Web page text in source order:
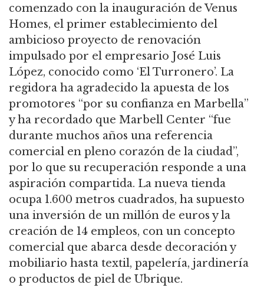
comenzado con la inauguración de Venus
Homes, el primer establecimiento del
ambicioso proyecto de renovación
impulsado por el empresario José Luis
López, conocido como ‘El Turronero’. La
regidora ha agradecido la apuesta de los
promotores “por su confianza en Marbella”
y ha recordado que Marbell Center “fue
durante muchos años una referencia
comercial en pleno corazón de la ciudad”,
por lo que su recuperación responde a una
aspiración compartida. La nueva tienda
ocupa 1.600 metros cuadrados, ha supuesto
una inversión de un millón de euros y la
creación de 14 empleos, con un concepto
comercial que abarca desde decoración y
mobiliario hasta textil, papelería, jardinería
o productos de piel de Ubrique.